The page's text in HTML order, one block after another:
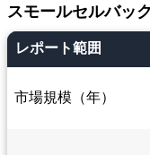
スモールセルバッ
レポート範囲
市場規模（年）